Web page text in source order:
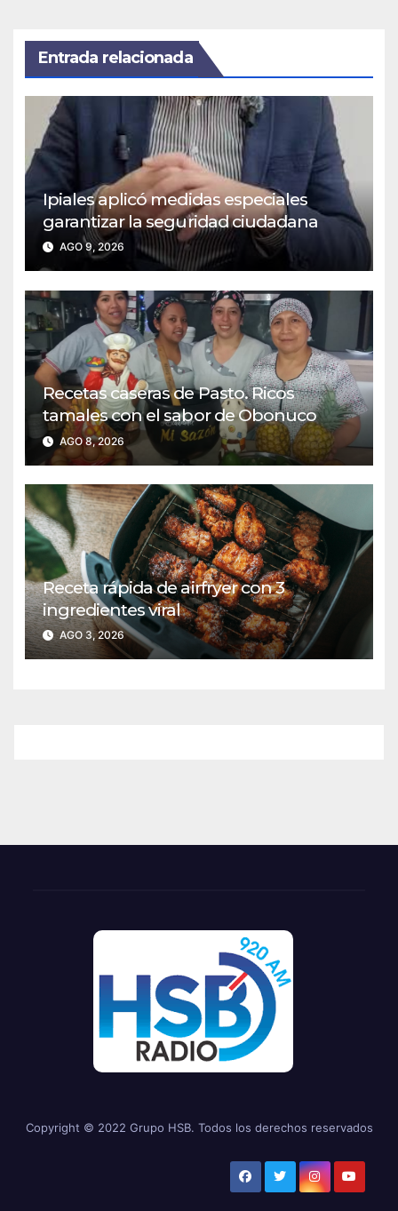
Entrada relacionada
Ipiales aplicó medidas especiales
garantizar la seguridad ciudadana
AGO 9, 2026
Recetas caseras de Pasto. Ricos
tamales con el sabor de Obonuco
AGO 8, 2026
Receta rápida de airfryer con 3
ingredientes viral
AGO 3, 2026
Copyright © 2022 Grupo HSB. Todos los derechos reservados